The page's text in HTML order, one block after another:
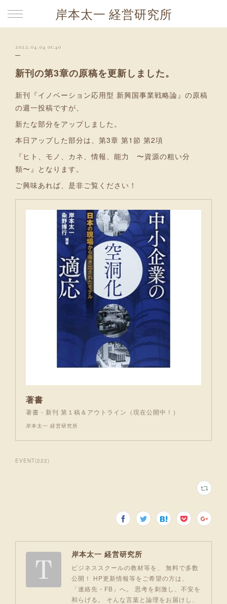
岸本太一 経営研究所
2022.04.04 01:40
新刊の第3章の原稿を更新しました。
新刊『イノベーション応用型 新興国事業戦略論』の原稿
の週一投稿ですが、
新たな部分をアップしました。
本日アップした部分は、第3章 第1節 第2項
『ヒト、モノ、カネ、情報、能力 〜資源の粗い分
類〜』となります。
ご興味あれば、是非ご覧ください！
著書
著書 - 新刊 第１稿＆アウトライン（現在公開中！）
岸本太一 経営研究所
EVENT(222)
岸本太一 経営研究所
ビジネススクールの教材等を、 無料で多数
公開！ HP更新情報等をご希望の方は、
「連絡先・FB」へ。 思考を刺激し、不安を
和らげる。 そんな言葉と論理をお届けし、